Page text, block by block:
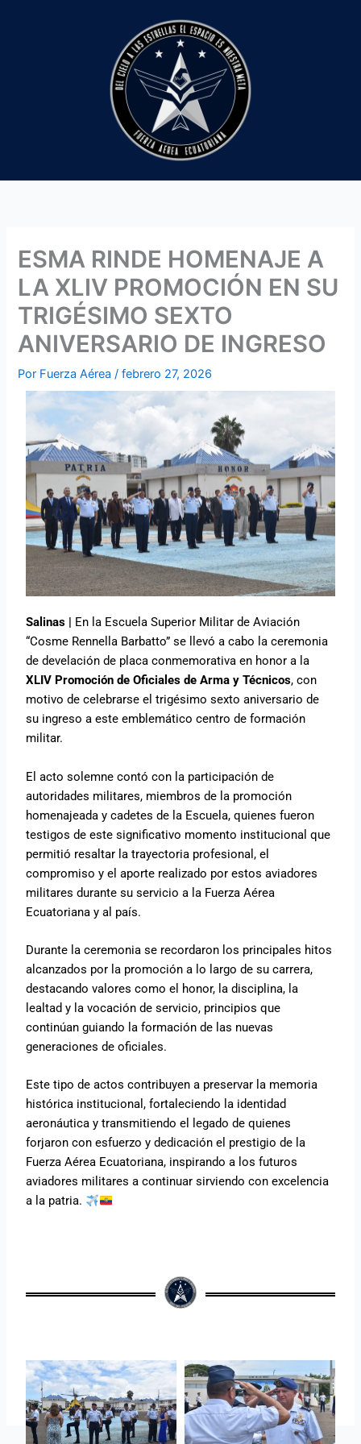
ESMA RINDE HOMENAJE A
LA XLIV PROMOCIÓN EN SU
TRIGÉSIMO SEXTO
ANIVERSARIO DE INGRESO
Por Fuerza Aérea/febrero 27, 2026
Salinas | En la Escuela Superior Militar de Aviación
“Cosme Rennella Barbatto” se llevó a cabo la ceremonia
de develación de placa conmemorativa en honor a la
XLIV Promoción de Oficiales de Arma y Técnicos, con
motivo de celebrarse el trigésimo sexto aniversario de
su ingreso a este emblemático centro de formación
militar.
El acto solemne contó con la participación de
autoridades militares, miembros de la promoción
homenajeada y cadetes de la Escuela, quienes fueron
testigos de este significativo momento institucional que
permitió resaltar la trayectoria profesional, el
compromiso y el aporte realizado por estos aviadores
militares durante su servicio a la Fuerza Aérea
Ecuatoriana y al país.
Durante la ceremonia se recordaron los principales hitos
alcanzados por la promoción a lo largo de su carrera,
destacando valores como el honor, la disciplina, la
lealtad y la vocación de servicio, principios que
continúan guiando la formación de las nuevas
generaciones de oficiales.
Este tipo de actos contribuyen a preservar la memoria
histórica institucional, fortaleciendo la identidad
aeronáutica y transmitiendo el legado de quienes
forjaron con esfuerzo y dedicación el prestigio de la
Fuerza Aérea Ecuatoriana, inspirando a los futuros
aviadores militares a continuar sirviendo con excelencia
a la patria.